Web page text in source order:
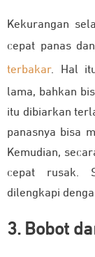
Kekurangan
cepat panas
terbakar. Hal
lama, bahkan
itu dibiarkan
panasnya bisa
Kemudian,
cepat rusak.
dilengkapi
3. Bobot